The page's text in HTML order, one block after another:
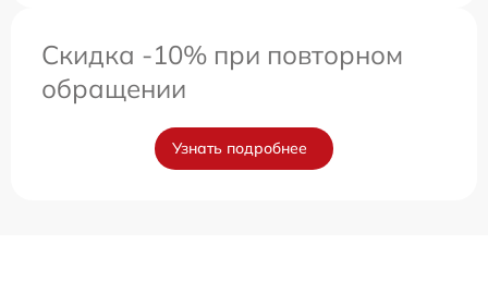
Скидка -10% при повторном
обращении
Узнать подробнее